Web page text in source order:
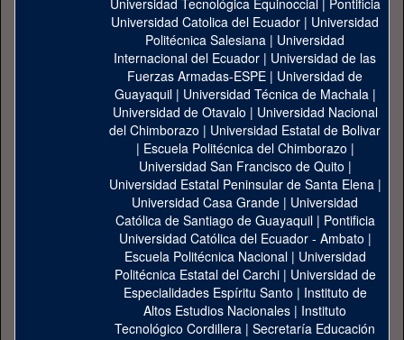
Universidad Tecnológica Equinoccial| Pontificia
Universidad Catolica del Ecuador | Universidad
Politécnica Salesiana | Universidad
Internacional del Ecuador | Universidad de las
Fuerzas Armadas-ESPE | Universidad de
Guayaquil| Universidad Técnica de Machala|
Universidad de Otavalo | Universidad Nacional
del Chimborazo | Universidad Estatal de Bolivar
| Escuela Politécnica del Chimborazo |
Universidad San Francisco de Quito |
Universidad Estatal Peninsular de Santa Elena|
Universidad Casa Grande | Universidad
Católica de Santiago de Guayaquil| Pontificia
Universidad Católica del Ecuador - Ambato |
Escuela Politécnica Nacional| Universidad
Politécnica Estatal del Carchi| Universidad de
Especialidades Espíritu Santo | Instituto de
Altos Estudios Nacionales | Instituto
Tecnológico Cordillera | Secretaría Educación